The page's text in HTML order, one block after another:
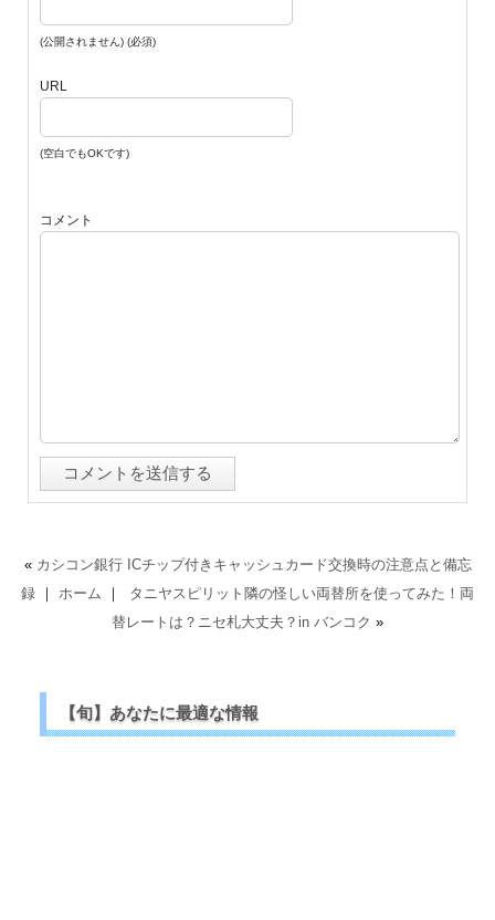
(公開されません) (必須)
URL
(空白でもOKです)
コメント
« カシコン銀行 ICチップ付きキャッシュカード交換時の注意点と備忘
録 ｜ ホーム ｜
タニヤスピリット隣の怪しい両替所を使ってみた！両
替レートは？ニセ札大丈夫？in バンコク »
【旬】あなたに最適な情報